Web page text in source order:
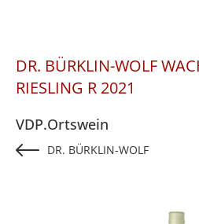
DR. BÜRKLIN-WOLF
RIESLING R 2021
VDP.Ortswein
DR. BÜRKLIN-WOLF